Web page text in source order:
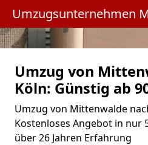
Umzugsunternehmen
Umzug von
Köln: Günstig ab
Umzug von Mittenwalde
Kostenloses Angebot in
über 26 Jahren Erfahrung